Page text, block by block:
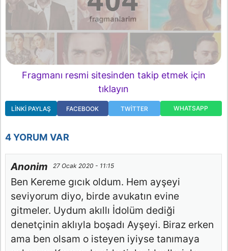
Fragmanı resmi sitesinden takip etmek için
tıklayın
LINKI PAYLAŞ FACEBOOK TWITTER WHATSAPP
4 YORUM VAR
Anonim 27 Ocak 2020 - 11:15
Ben Kereme gıcık oldum. Hem ayşeyi
seviyorum diyo, birde avukatın evine
gitmeler. Uydum akıllı İdolüm dediği
denetçinin aklıyla boşadı Ayşeyi. Biraz erken
ama ben olsam o isteyen iyiyse tanımaya